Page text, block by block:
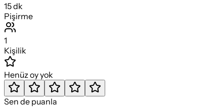
15dk
Pişirme
1
Kişilik
Henüz oy yok
Sen de puanla